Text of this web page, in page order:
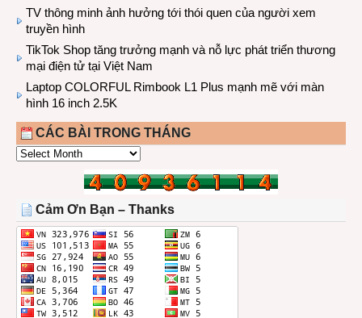
TV thông minh ảnh hưởng tới thói quen của người xem
truyền hình
TikTok Shop tăng trưởng mạnh và nỗ lực phát triển thương
mại điện tử tại Việt Nam
Laptop COLORFUL Rimbook L1 Plus mạnh mẽ với màn
hình 16 inch 2.5K
CÁC BÀI TRONG THÁNG
CÁC
THÁNG
Cảm Ơn Bạn – Thanks